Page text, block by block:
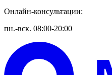
Онлайн-консультации:
пн.-вск. 08:00-20:00